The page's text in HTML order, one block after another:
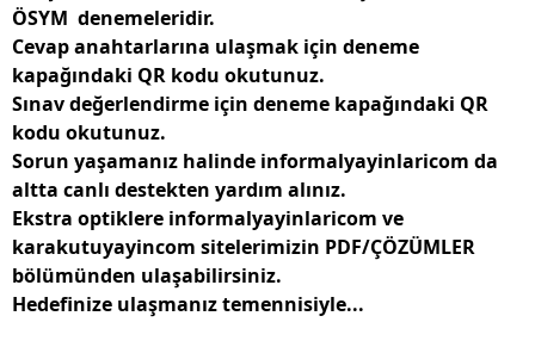
ÖSYM denemeleridir.
Cevap anahtarlarına ulaşmak için deneme
kapağındaki QR kodu okutunuz.
Sınav değerlendirme için deneme kapağındaki QR
kodu okutunuz.
Sorun yaşamanız halinde informalyayinlaricom da
altta canlı destekten yardım alınız.
Ekstra optiklere informalyayinlaricom ve
karakutuyayincom sitelerimizin PDF/ÇÖZÜMLER
bölümünden ulaşabilirsiniz.
Hedefinize ulaşmanız temennisiyle...